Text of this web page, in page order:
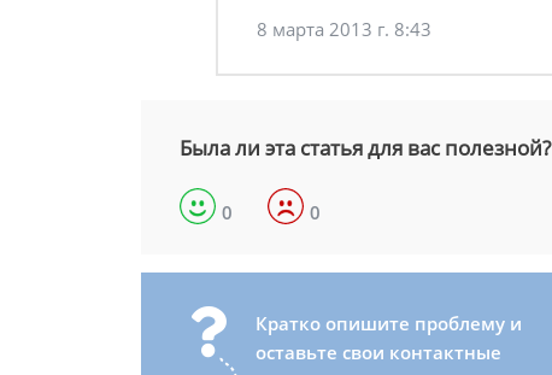
8 марта 2013 г. 8:43
Была ли эта статья для вас полезной?
0 0
Кратко опишите проблему и
оставьте свои контактные